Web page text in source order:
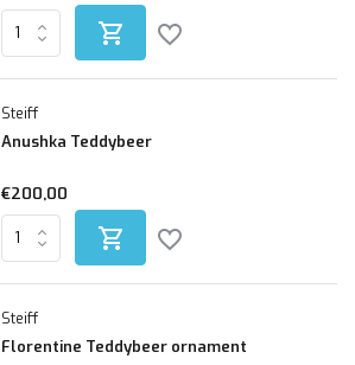
Steiff
Anushka Teddybeer
€200,00
Steiff
Florentine Teddybeer ornament